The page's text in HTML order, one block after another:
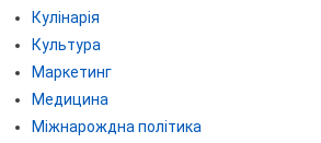
Кулінарія
Культура
Маркетинг
Медицина
Міжнарождна політика